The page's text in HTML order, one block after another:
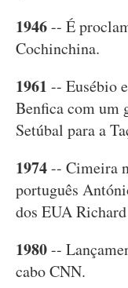
1946-- É
Cochinchina.
1961 -- Eusébio
Benfica com um
Setúbal para a
1974-- Cimeira
português
dos EUA
1980--
cabo CNN.